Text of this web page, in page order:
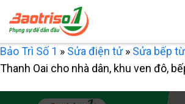
qua
nội
dung
Bảo Trì Số 1 » Sửa điện tử» Sửa bếp từ
Thanh Oai cho nhà dân, khu ven đô,